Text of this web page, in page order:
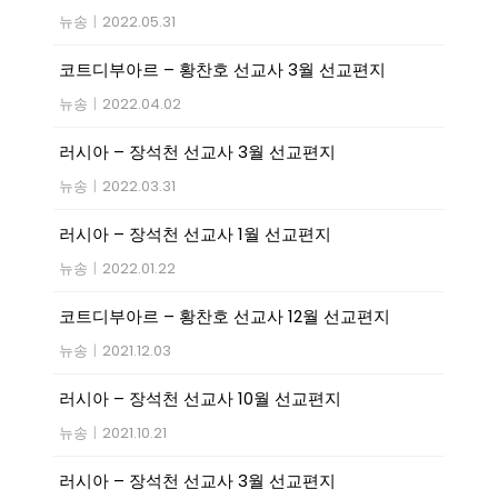
뉴송 | 2022.05.31
코트디부아르 – 황찬호 선교사 3월 선교편지
뉴송 | 2022.04.02
러시아 – 장석천 선교사 3월 선교편지
뉴송 | 2022.03.31
러시아 – 장석천 선교사 1월 선교편지
뉴송 | 2022.01.22
코트디부아르 – 황찬호 선교사 12월 선교편지
뉴송 | 2021.12.03
러시아 – 장석천 선교사 10월 선교편지
뉴송 | 2021.10.21
러시아 – 장석천 선교사 3월 선교편지